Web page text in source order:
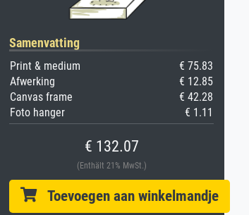
Samenvatting
Print & medium
€ 75.83
Afwerking
€ 12.85
Canvas frame
€ 42.28
Foto hanger
€ 1.11
€ 132.07
(Enthält 21% MwSt.)
Toevoegen aan winkelmandje